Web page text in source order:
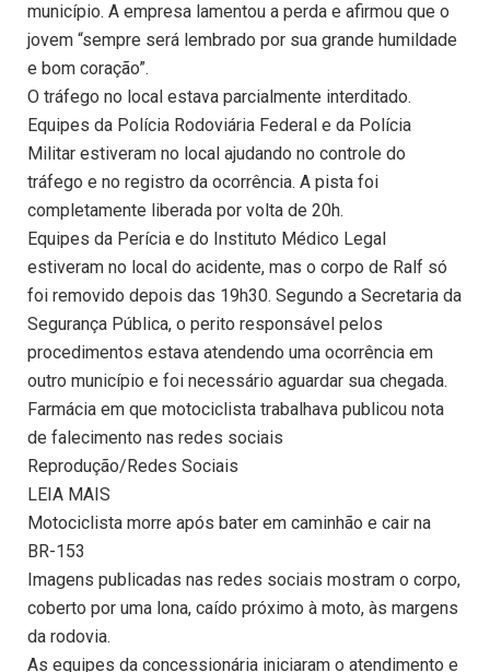
município. A empresa lamentou a perda e afirmou que o
jovem “sempre será lembrado por sua grande humildade
e bom coração”.
O tráfego no local estava parcialmente interditado.
Equipes da Polícia Rodoviária Federal e da Polícia
Militar estiveram no local ajudando no controle do
tráfego e no registro da ocorrência. A pista foi
completamente liberada por volta de 20h.
Equipes da Perícia e do Instituto Médico Legal
estiveram no local do acidente, mas o corpo de Ralf só
foi removido depois das 19h30. Segundo a Secretaria da
Segurança Pública, o perito responsável pelos
procedimentos estava atendendo uma ocorrência em
outro município e foi necessário aguardar sua chegada.
Farmácia em que motociclista trabalhava publicou nota
de falecimento nas redes sociais
Reprodução/Redes Sociais
LEIA MAIS
Motociclista morre após bater em caminhão e cair na
BR-153
Imagens publicadas nas redes sociais mostram o corpo,
coberto por uma lona, caído próximo à moto, às margens
da rodovia.
As equipes da concessionária iniciaram o atendimento e